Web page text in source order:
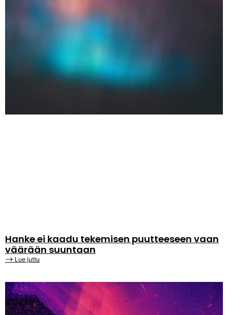
Hanke ei kaadu tekemisen puutteeseen vaan
väärään suuntaan
⟶ Lue juttu